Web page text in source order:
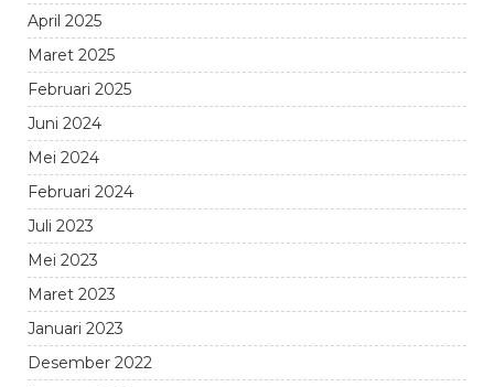
April 2025
Maret 2025
Februari 2025
Juni 2024
Mei 2024
Februari 2024
Juli 2023
Mei 2023
Maret 2023
Januari 2023
Desember 2022